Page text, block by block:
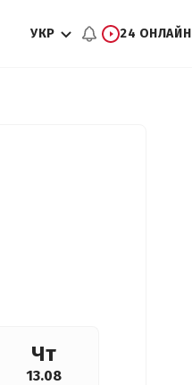
УКР 24 ОНЛАЙН
Чт
13.08